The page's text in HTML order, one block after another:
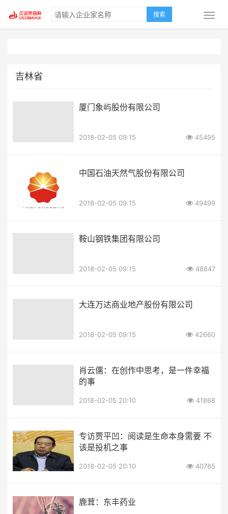
搜索
吉林省
厦门象屿股份有限公司
2018-02-05 09:15 45495
中国石油天然气股份有限公司
2018-02-05 09:15 49499
鞍山钢铁集团有限公司
2018-02-05 09:15 48847
大连万达商业地产股份有限公司
2018-02-05 09:15 42660
肖云儒：在创作中思考，是一件幸福
的事
2018-02-05 20:10 41868
专访贾平凹：阅读是生命本身需要 不
该是投机之事
2018-02-05 20:10 40785
鹿茸：东丰药业